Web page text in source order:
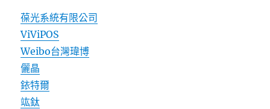
葆光系統有限公司
ViViPOS
Weibo台灣瑋博
儷晶
銥特爾
竑鈦